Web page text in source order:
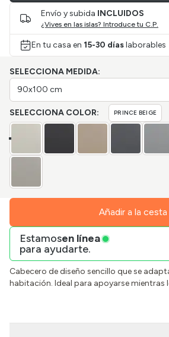
Envío y subida INCLUIDOS
¿Vives en las islas? Introduce tu C.P.
En tu casa en 15-30 díaslaborables
SELECCIONA MEDIDA:
90x100 cm
SELECCIONA COLOR: PRINCE BEIGE
Añadir a la cesta
Estamosen línea
para ayudarte.
Cabecero de diseño sencillo que se
habitación. Ideal para apoyarse mientras